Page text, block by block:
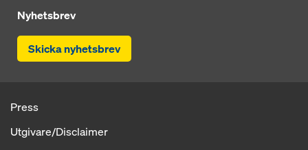
Nyhetsbrev
Skicka nyhetsbrev
Press
Utgivare/Disclaimer